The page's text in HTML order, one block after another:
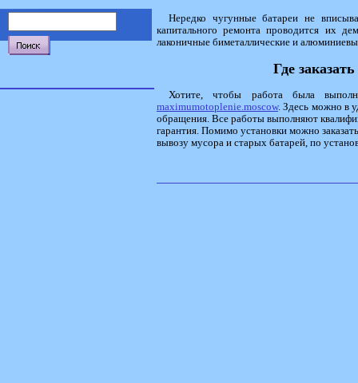
Нередко чугунные батареи не
капитального ремонта проводится их
лаконичные биметаллические и
Где
Хотите, чтобы работа была
maximumotoplenie.moscow. Здесь можно в
обращения. Все работы выполняют
гарантия. Помимо установки можно
вывозу мусора и старых батарей, по